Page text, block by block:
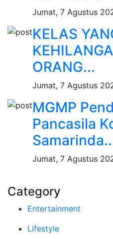
Jumat, 7 Agustus
KELAS
ORANG...
Jumat, 7 Agustus
MGMP
Pancasila
Jumat, 7 Agustus
Category
Entertainment
Lifestyle